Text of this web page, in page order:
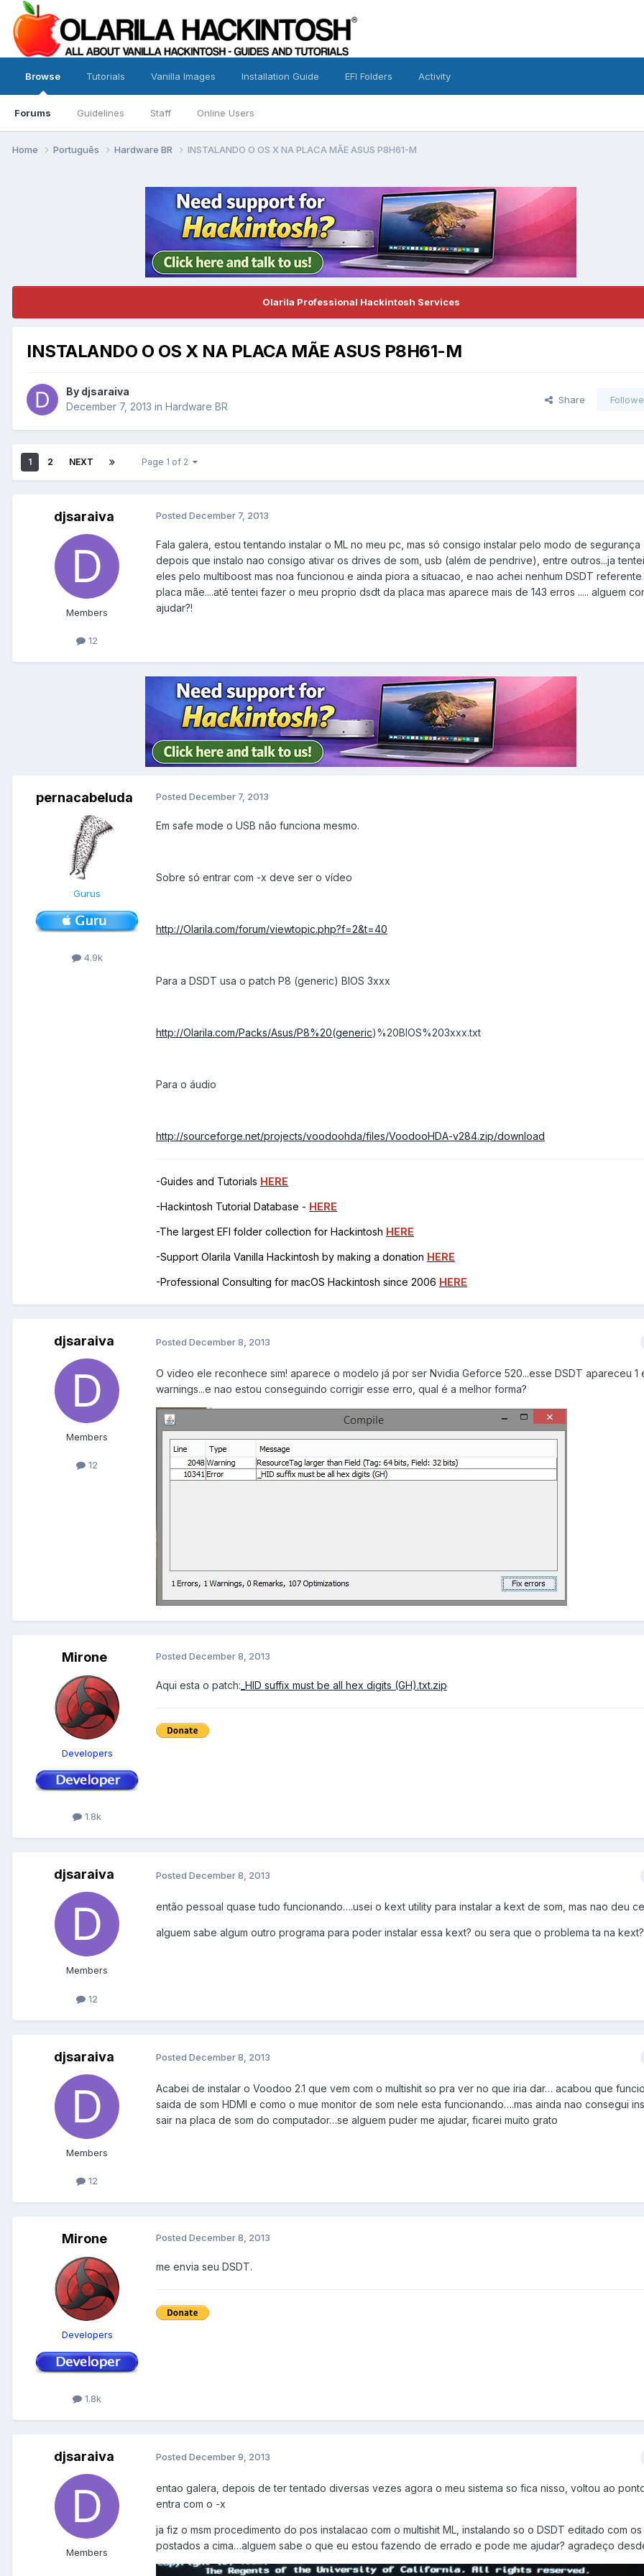
Browse
Forums Guidelines Staff Online Users
Tutorials Vanilla Images Installation Guide EFI Folders Activity
Home Português Hardware BR INSTALANDO O OS X NA PLACA MÃE ASUS P8H61-M
Olarila Professional Hackintosh Services
INSTALANDO O OS X NA PLACA MÃE ASUS P8H61-M
By djsaraiva
December 7, 2013 in Hardware BR
Share
1 2 NEXT Page 1 of 2
djsaraiva
Members
12
Posted December 7, 2013
Fala galera, estou tentando instalar o ML no meu pc, mas só consigo instalar pelo modo de
depois que instalo nao consigo ativar os drives de som, usb (além de pendrive), entre outros...ja
eles pelo multiboost mas noa funcionou e ainda piora a situacao, e nao achei nenhum DSDT referente
placa mãe....até tentei fazer o meu proprio dsdt da placa mas aparece mais de 143 erros ..... alguem
ajudar?!
pernacabeluda
Gurus
4.9k
Posted December 7, 2013
Em safe mode o USB não funciona mesmo.
Sobre só entrar com -x deve ser o vídeo
http://Olarila.com/forum/viewtopic.php?f=2&t=40
Para a DSDT usa o patch P8 (generic) BIOS 3xxx
http://Olarila.com/Packs/Asus/P8%20(generic)%20BIOS%203xxx.txt
Para o áudio
http://sourceforge.net/projects/voodoohda/files/VoodooHDA-v284.zip/download
-Guides and Tutorials HERE
-Hackintosh Tutorial Database - HERE
-The largest EFI folder collection for Hackintosh HERE
-Support Olarila Vanilla Hackintosh by making a donation HERE
-Professional Consulting for macOS Hackintosh since 2006 HERE
djsaraiva
Members
12
Posted December 8, 2013
O video ele reconhece sim! aparece o modelo já por ser Nvidia Geforce 520...esse DSDT apareceu 1
warnings...e nao estou conseguindo corrigir esse erro, qual é a melhor forma?
Mirone
Developers
1.8k
Posted December 8, 2013
Aqui esta o patch: _HID suffix must be all hex digits (GH).txt.zip
djsaraiva
Members
12
Posted December 8, 2013
então pessoal quase tudo funcionando….usei o kext utility para instalar a kext de som, mas nao deu
alguem sabe algum outro programa para poder instalar essa kext? ou sera que o problema ta na kext?
djsaraiva
Members
12
Posted December 8, 2013
Acabei de instalar o Voodoo 2.1 que vem com o multishit so pra ver no que iria dar… acabou que
saida de som HDMI e como o mue monitor de som nele esta funcionando….mas ainda nao consegui
sair na placa de som do computador…se alguem puder me ajudar, ficarei muito grato
Mirone
Developers
1.8k
Posted December 8, 2013
me envia seu DSDT.
djsaraiva
Members
Posted December 9, 2013
entao galera, depois de ter tentado diversas vezes agora o meu sistema so fica nisso, voltou ao
entra com o -x
ja fiz o msm procedimento do pos instalacao com o multishit ML, instalando so o DSDT editado com
postados a cima…alguem sabe o que eu estou fazendo de errado e pode me ajudar? agradeço